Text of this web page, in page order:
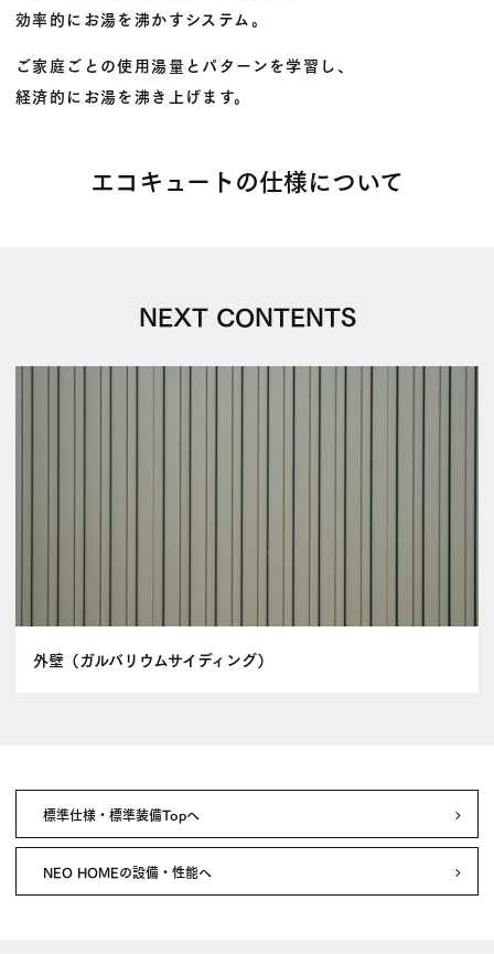
効率的にお湯を沸かすシステム。
ご家庭ごとの使用湯量とパターンを学習し、
経済的にお湯を沸き上げます。
エコキュートの仕様について
NEXT CONTENTS
外壁（ガルバリウムサイディング）
標準仕様・標準装備Topへ
NEO HOMEの設備・性能へ